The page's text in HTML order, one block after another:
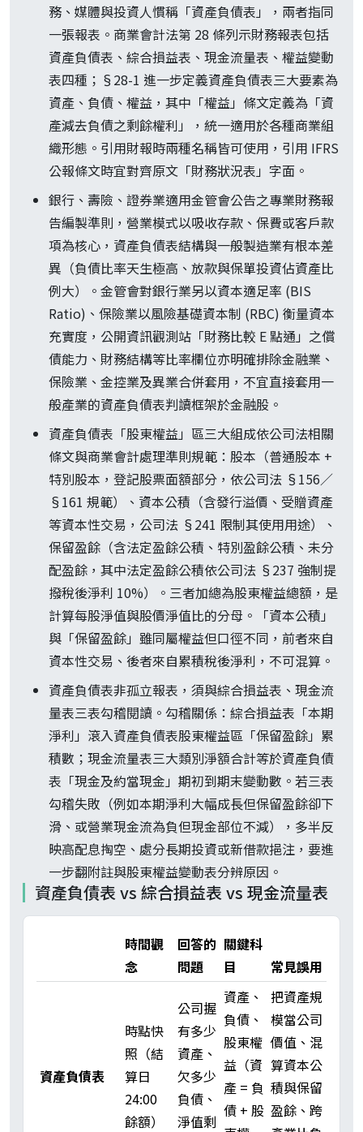
務、媒體與投資人慣稱「資產負債表」，兩者指同
一張報表。商業會計法第 28 條列示財務報表包括
資產負債表、綜合損益表、現金流量表、權益變動
表四種；§28-1 進一步定義資產負債表三大要素為
資產、負債、權益，其中「權益」條文定義為「資
產減去負債之剩餘權利」，統一適用於各種商業組
織形態。引用財報時兩種名稱皆可使用，引用 IFRS
公報條文時宜對齊原文「財務狀況表」字面。
銀行、壽險、證券業適用金管會公告之專業財務報
告編製準則，營業模式以吸收存款、保費或客戶款
項為核心，資產負債表結構與一般製造業有根本差
異（負債比率天生極高、放款與保單投資佔資產比
例大）。金管會對銀行業另以資本適足率 (BIS
Ratio)、保險業以風險基礎資本制 (RBC) 衡量資本
充實度，公開資訊觀測站「財務比較 E 點通」之償
債能力、財務結構等比率欄位亦明確排除金融業、
保險業、金控業及異業合併套用，不宜直接套用一
般產業的資產負債表判讀框架於金融股。
資產負債表「股東權益」區三大組成依公司法相關
條文與商業會計處理準則規範：股本（普通股本 +
特別股本，登記股票面額部分，依公司法 §156／
§161 規範）、資本公積（含發行溢價、受贈資產
等資本性交易，公司法 §241 限制其使用用途）、
保留盈餘（含法定盈餘公積、特別盈餘公積、未分
配盈餘，其中法定盈餘公積依公司法 §237 強制提
撥稅後淨利 10%）。三者加總為股東權益總額，是
計算每股淨值與股價淨值比的分母。「資本公積」
與「保留盈餘」雖同屬權益但口徑不同，前者來自
資本性交易、後者來自累積稅後淨利，不可混算。
資產負債表非孤立報表，須與綜合損益表、現金流
量表三表勾稽閱讀。勾稽關係：綜合損益表「本期
淨利」滾入資產負債表股東權益區「保留盈餘」累
積數；現金流量表三大類別淨額合計等於資產負債
表「現金及約當現金」期初到期末變動數。若三表
勾稽失敗（例如本期淨利大幅成長但保留盈餘卻下
滑、或營業現金流為負但現金部位不減），多半反
映高配息掏空、處分長期投資或新借款挹注，要進
一步翻附註與股東權益變動表分辨原因。
資產負債表 vs 綜合損益表 vs 現金流量表
時間觀
念
回答的
問題
關鍵科
目
常見誤用
資產負債表
時點快
照（結
算日
24:00
餘額）
公司握
有多少
資產、
欠多少
負債、
淨值剩
資產、
負債、
股東權
益（資
產 = 負
債 + 股
把資產規
模當公司
價值、混
算資本公
積與保留
盈餘、跨